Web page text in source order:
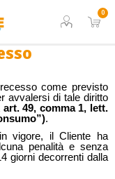
0
come previsto
avvalersi di tale diritto
art. 49, comma 1, lett.
.
vigore, il Cliente ha
penalità e senza
giorni decorrenti dalla